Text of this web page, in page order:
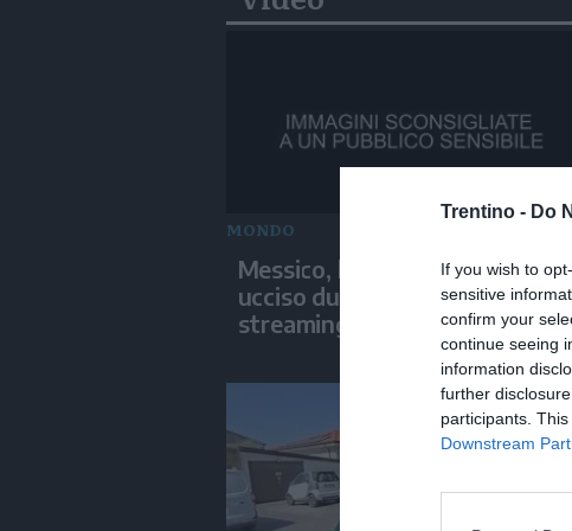
Trentino - Do
If you wish to
sensitive
confirm your
continue seeing
information
further
participants.
Downstream
MONDO
Messico, l'influencer Gastelum
ucciso durante una diretta
streaming